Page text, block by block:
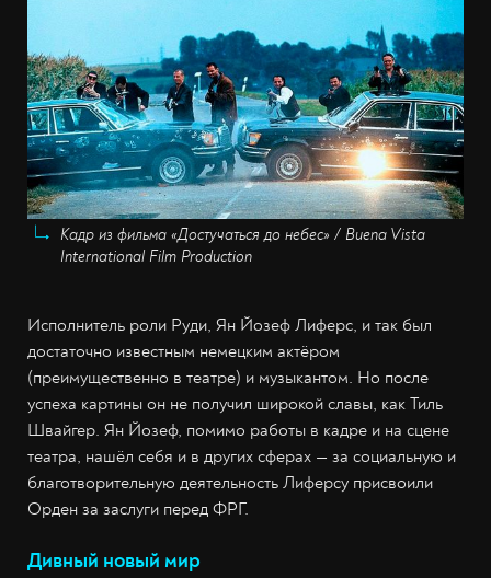
Кадр из фильма «Достучаться до небес» / Buena Vista
International Film Production
Исполнитель роли Руди, Ян Йозеф Лиферс, и так был
достаточно известным немецким актёром
(преимущественно в театре) и музыкантом. Но после
успеха картины он не получил широкой славы, как Тиль
Швайгер. Ян Йозеф, помимо работы в кадре и на сцене
театра, нашёл себя и в других сферах — за социальную и
благотворительную деятельность Лиферсу присвоили
Орден за заслуги перед ФРГ.
Дивный новый мир